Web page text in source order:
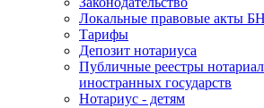
Локальные правовые акты
Тарифы
Депозит нотариуса
Публичные реестры
иностранных государств
Нотариус - детям